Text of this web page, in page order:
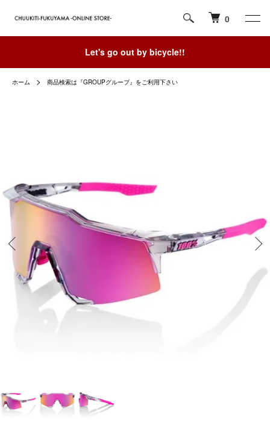
0
Let's go out by bicycle!!
ホーム 商品検索は『GROUPグループ』をご利用下さい